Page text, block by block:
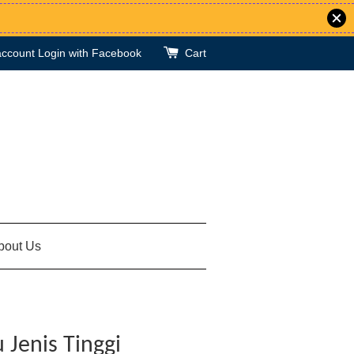
Login with Facebook Cart
Us
Jenis Tinggi